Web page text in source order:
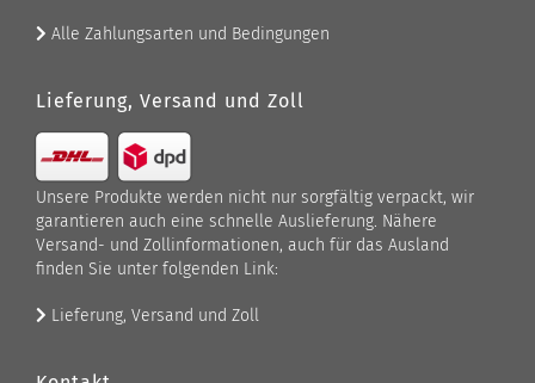
Alle Zahlungsarten und Bedingungen
Lieferung, Versand und Zoll
Unsere Produkte werden nicht nur sorgfältig verpackt, wir
garantieren auch eine schnelle Auslieferung. Nähere
Versand- und Zollinformationen, auch für das Ausland
finden Sie unter folgenden Link:
Lieferung, Versand und Zoll